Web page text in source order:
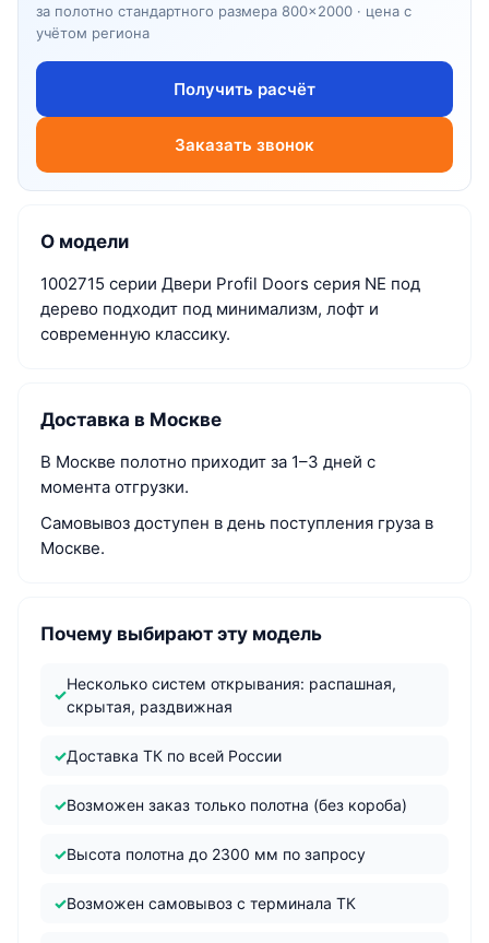
за полотно стандартного размера 800×2000 · цена с
учётом региона
Получить расчёт
Заказать звонок
О модели
1002715 серии Двери Profil Doors серия NE под
дерево подходит под минимализм, лофт и
современную классику.
Доставка в Москве
В Москве полотно приходит за 1–3 дней с
момента отгрузки.
Самовывоз доступен в день поступления груза в
Москве.
Почему выбирают эту модель
Несколько систем открывания: распашная,
скрытая, раздвижная
Доставка ТК по всей России
Возможен заказ только полотна (без короба)
Высота полотна до 2300 мм по запросу
Возможен самовывоз с терминала ТК